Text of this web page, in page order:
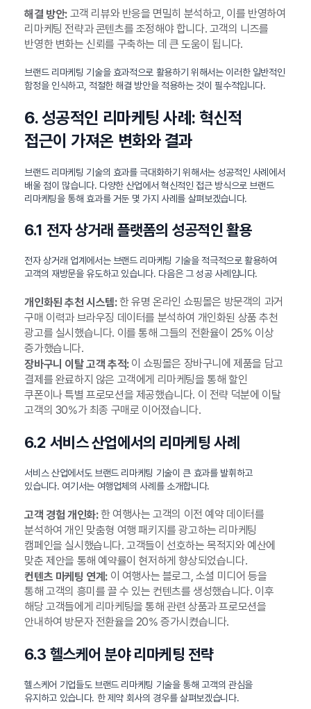
해결 방안:고객 리뷰와 반응을 면밀히 분석하고, 이를 반영하여
리마케팅 전략과 콘텐츠를 조정해야 합니다. 고객의 니즈를
반영한 변화는 신뢰를 구축하는 데 큰 도움이 됩니다.
브랜드 리마케팅 기술을 효과적으로 활용하기 위해서는 이러한 일반적인
함정을 인식하고, 적절한 해결 방안을 적용하는 것이 필수적입니다.
6. 성공적인 리마케팅 사례: 혁신적
접근이 가져온 변화와 결과
브랜드 리마케팅 기술의 효과를 극대화하기 위해서는 성공적인 사례에서
배울 점이 많습니다. 다양한 산업에서 혁신적인 접근 방식으로 브랜드
리마케팅을 통해 효과를 거둔 몇 가지 사례를 살펴보겠습니다.
6.1 전자 상거래 플랫폼의 성공적인 활용
전자 상거래 업계에서는 브랜드 리마케팅 기술을 적극적으로 활용하여
고객의 재방문을 유도하고 있습니다. 다음은 그 성공 사례입니다.
개인화된 추천 시스템:한 유명 온라인 쇼핑몰은 방문객의 과거
구매 이력과 브라우징 데이터를 분석하여 개인화된 상품 추천
광고를 실시했습니다. 이를 통해 그들의 전환율이 25% 이상
증가했습니다.
장바구니 이탈 고객 추적:이 쇼핑몰은 장바구니에 제품을 담고
결제를 완료하지 않은 고객에게 리마케팅을 통해 할인
쿠폰이나 특별 프로모션을 제공했습니다. 이 전략 덕분에 이탈
고객의 30%가 최종 구매로 이어졌습니다.
6.2 서비스 산업에서의 리마케팅 사례
서비스 산업에서도 브랜드 리마케팅 기술이 큰 효과를 발휘하고
있습니다. 여기서는 여행업체의 사례를 소개합니다.
고객 경험 개인화:한 여행사는 고객의 이전 예약 데이터를
분석하여 개인 맞춤형 여행 패키지를 광고하는 리마케팅
캠페인을 실시했습니다. 고객들이 선호하는 목적지와 예산에
맞춘 제안을 통해 예약률이 현저하게 향상되었습니다.
컨텐츠 마케팅 연계:이 여행사는 블로그, 소셜 미디어 등을
통해 고객의 흥미를 끌 수 있는 컨텐츠를 생성했습니다. 이후
해당 고객들에게 리마케팅을 통해 관련 상품과 프로모션을
안내하여 방문자 전환율을 20% 증가시켰습니다.
6.3 헬스케어 분야 리마케팅 전략
헬스케어 기업들도 브랜드 리마케팅 기술을 통해 고객의 관심을
유지하고 있습니다. 한 제약 회사의 경우를 살펴보겠습니다.